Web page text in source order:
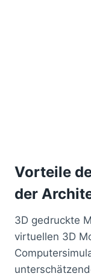
Vorteile
der
3D gedruckte
virtuellen 3D